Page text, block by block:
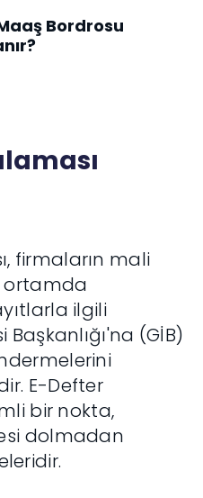
Bordrosu
firmaların mali
ortamda
ilgili
(GİB)
E-Defter
bir nokta,
dolmadan